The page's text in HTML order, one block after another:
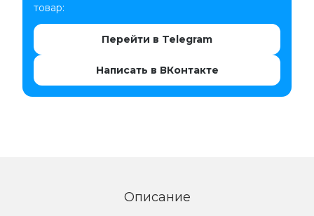
товар:
Перейти в Telegram
Написать в ВКонтакте
Описание